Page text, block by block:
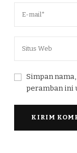
Simpan
peramban ini